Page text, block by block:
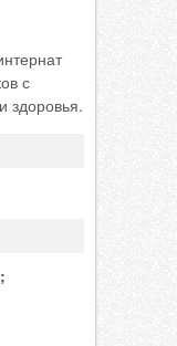
с
здоровья.